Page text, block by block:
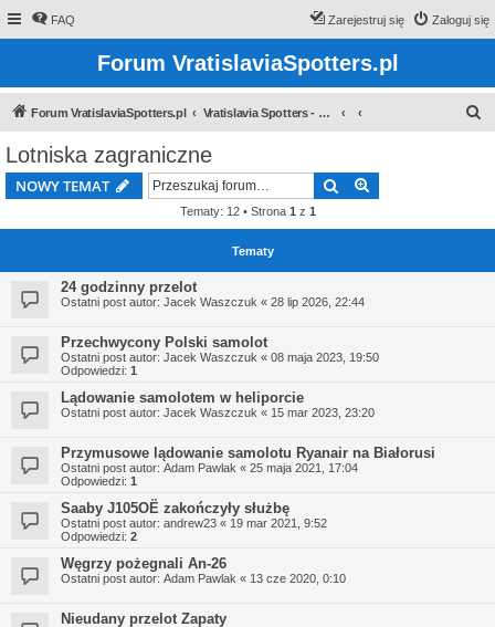
FAQ Zaloguj się
Zarejestruj się
Forum VratislaviaSpotters.pl
Forum VratislaviaSpotters.pl Vratislavia Spotters - Wroclawska grupa spotterska
Lotniska zagraniczne
NOWY TEMAT Szukaj
Tematy: 12 • Strona 1 z 1
Tematy
24 godzinny przelot
Ostatni post autor: Jacek Waszczuk « 28 lip 2026, 22:44
Przechwycony Polski samolot
Ostatni post autor: Jacek Waszczuk « 08 maja 2023, 19:50
Odpowiedzi: 1
Lądowanie samolotem w heliporcie
Ostatni post autor: Jacek Waszczuk « 15 mar 2023, 23:20
Przymusowe lądowanie samolotu Ryanair na Białorusi
Ostatni post autor: Adam Pawlak « 25 maja 2021, 17:04
Odpowiedzi: 1
Saaby J105OË zakończyły służbę
Ostatni post autor: andrew23 « 19 mar 2021, 9:52
Odpowiedzi: 2
Węgrzy pożegnali An-26
Ostatni post autor: Adam Pawlak « 13 cze 2020, 0:10
Nieudany przelot Zapaty